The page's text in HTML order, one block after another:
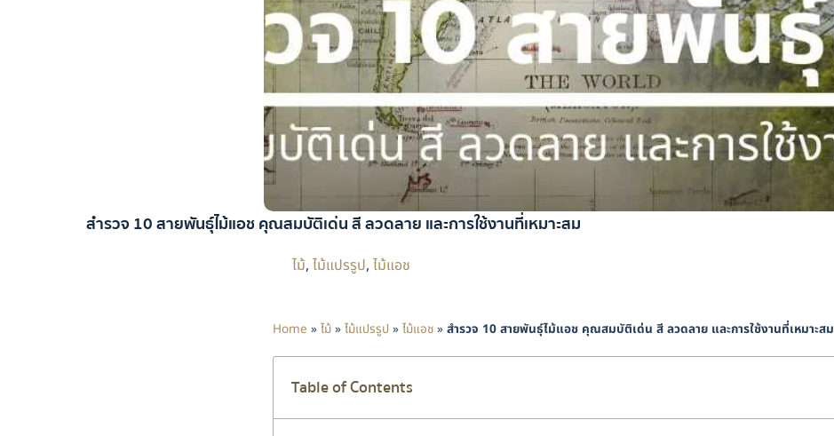
สำรวจ 10 สายพันธุ์ไม้แอช คุณสมบัติเด่น สี ลวดลาย และการใช้งานที่เหมาะสม
ไม้, ไม้แปรรูป, ไม้แอช
Home » ไม้ » ไม้แปรรูป » ไม้แอช » สำรวจ 10 สายพันธุ์ไม้แอช คุณสมบัติเด่น สี ลวดลาย และการใช้งานที่เหมาะสม
Table of Contents